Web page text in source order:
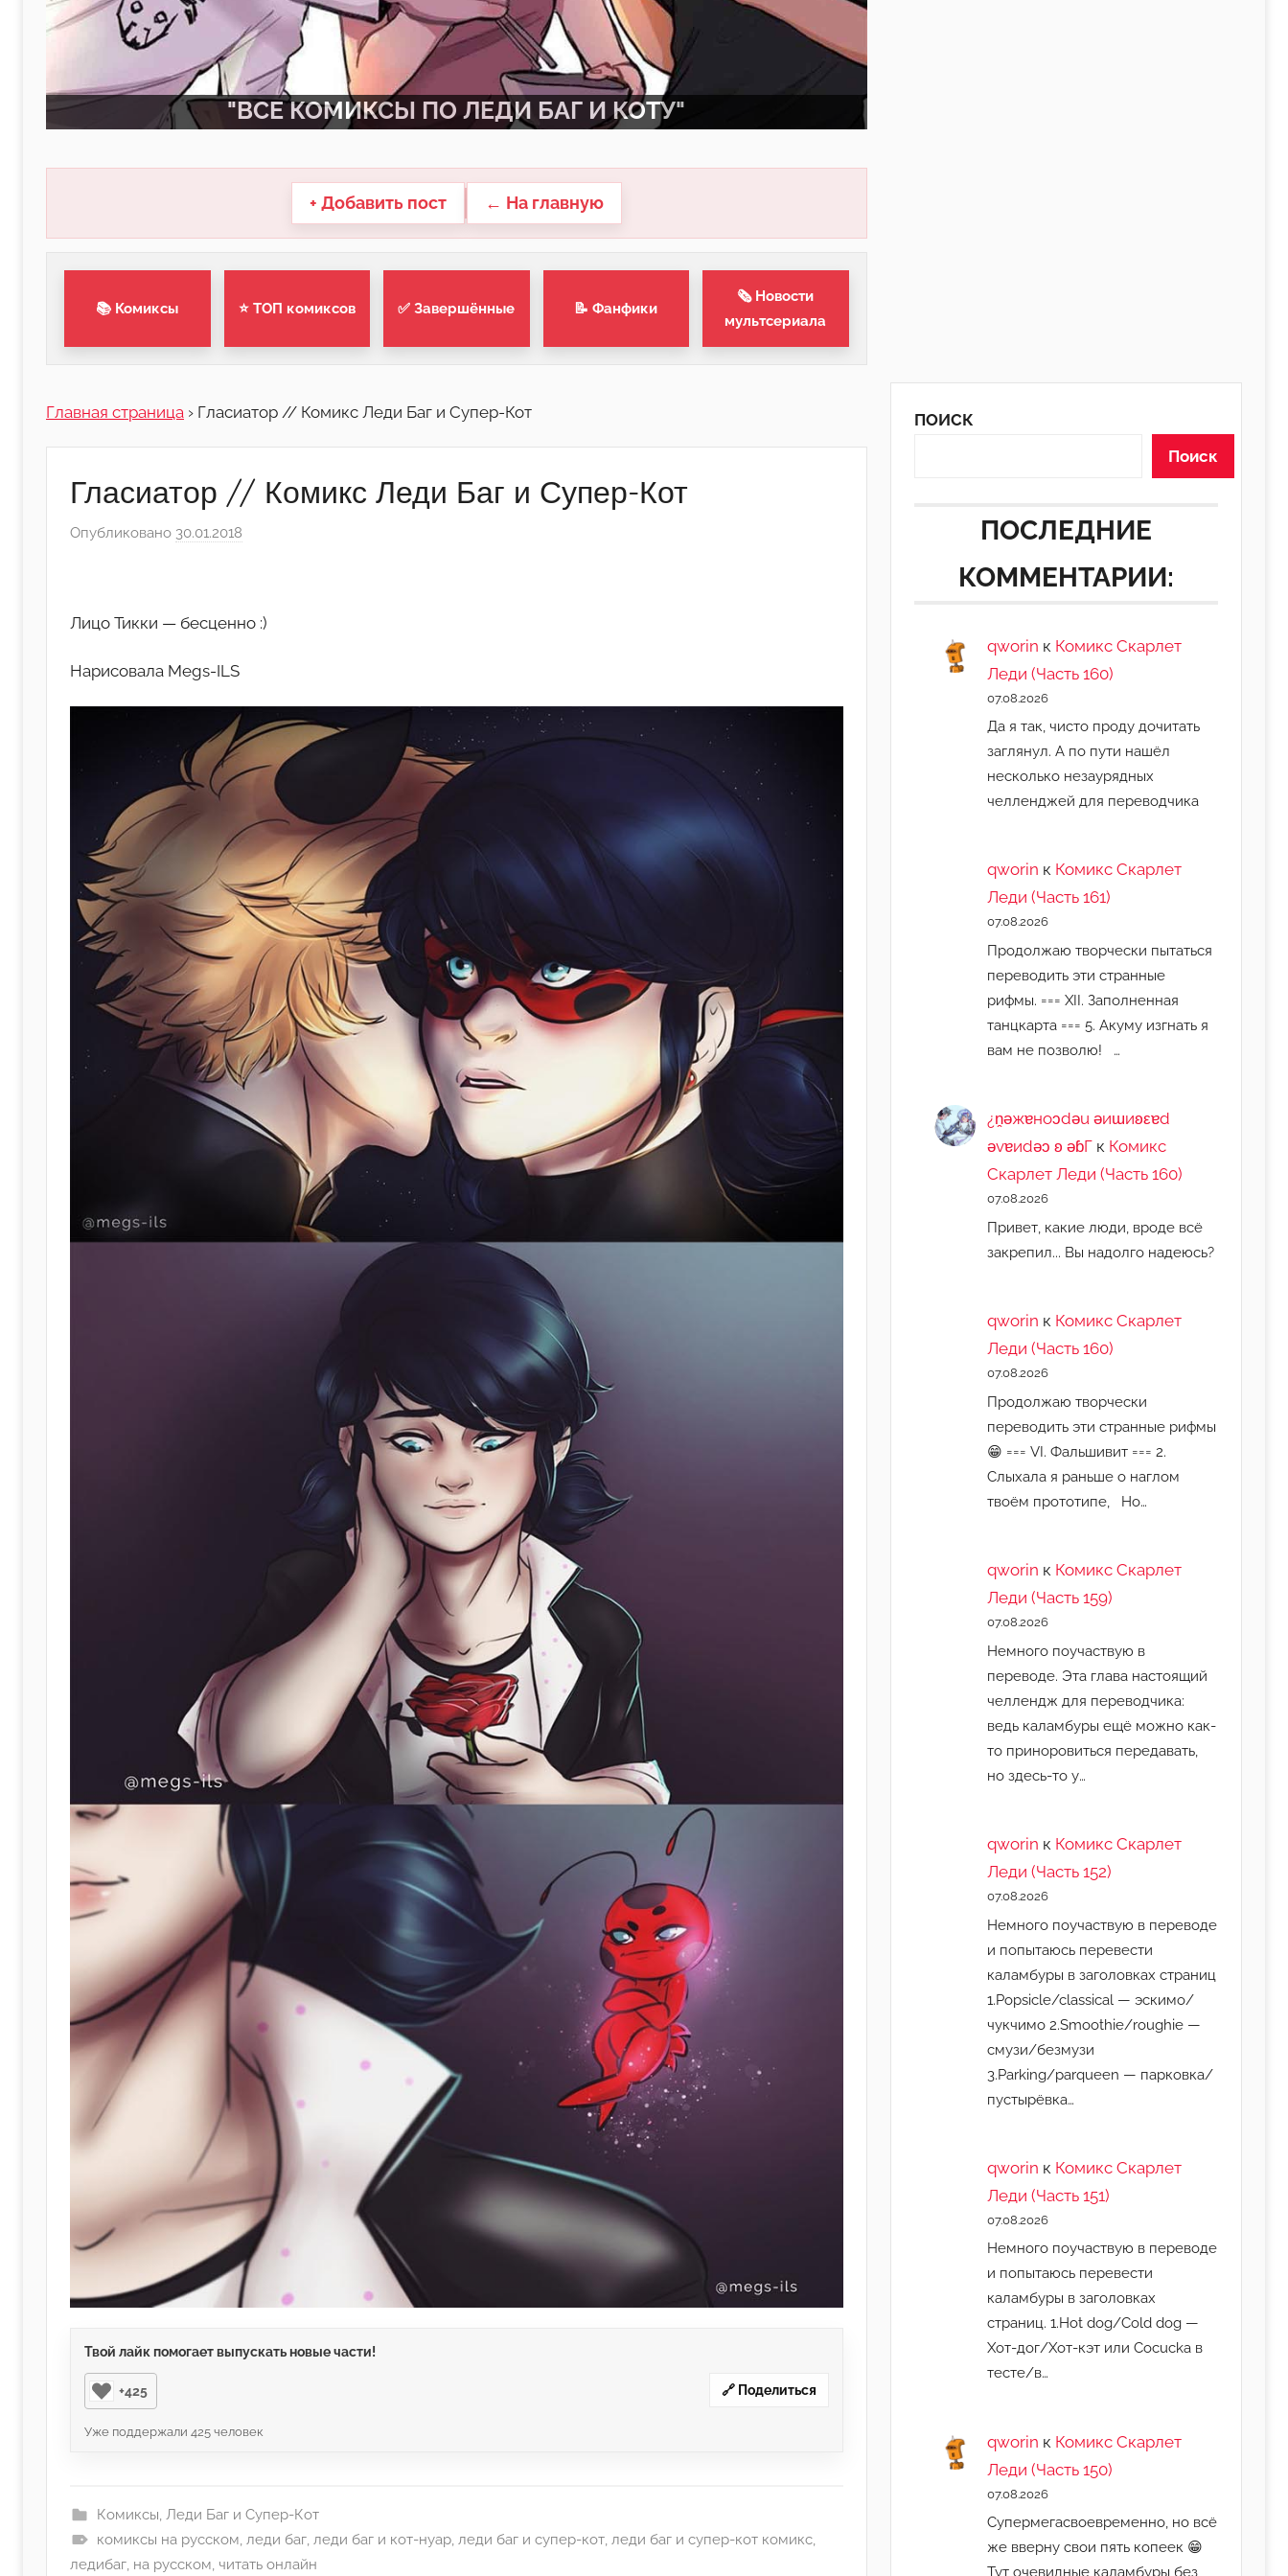
"ВСЕ КОМИКСЫ ПО ЛЕДИ БАГ И КОТУ"
+ Добавить пост ← На главную
📚 Комиксы ⭐ ТОП комиксов ✅ Завершённые 📝 Фанфики
🗞 Новости
мультсериала
Главная страница › Гласиатор // Комикс Леди Баг и Супер-Кот
Гласиатор // Комикс Леди Баг и Супер-Кот
Опубликовано 30.01.2018
р
А
р
Лицо Тикки — бесценно :)
Нарисовала Megs-ILS
Твой лайк помогает выпускать новые части!
+425
Уже поддержали 425 человек
🔗 Поделиться
Комиксы, Леди Баг и Супер-Кот
комиксы на русском, леди баг, леди баг и кот-нуар, леди баг и супер-кот, леди баг и супер-кот комикс,
ледибаг, на русском, читать онлайн
ПОИСК
Поиск
ПОСЛЕДНИЕ
КОММЕНТАРИИ:
qworin к Комикс Скарлет
Леди (Часть 160)
07.08.2026
Да я так, чисто проду дочитать
заглянул. А по пути нашёл
несколько незаурядных
челленджей для переводчика
qworin к Комикс Скарлет
Леди (Часть 161)
07.08.2026
Продолжаю творчески пытаться
переводить эти странные
рифмы. === XII. Заполненная
танцкарта === 5. Акуму изгнать я
вам не позволю! …
¿n̯ǝжɐноɔdǝu ǝиɯиʚεɐd
ǝvɐиdǝɔ ʚ ǝɓГ к Комикс
Скарлет Леди (Часть 160)
07.08.2026
Привет, какие люди, вроде всё
закрепил... Вы надолго надеюсь?
qworin к Комикс Скарлет
Леди (Часть 160)
07.08.2026
Продолжаю творчески
переводить эти странные рифмы
😁 === VI. Фальшивит === 2.
Слыхала я раньше о наглом
твоём прототипе, Но…
qworin к Комикс Скарлет
Леди (Часть 159)
07.08.2026
Немного поучаствую в
переводе. Эта глава настоящий
челлендж для переводчика:
ведь каламбуры ещё можно как-
то приноровиться передавать,
но здесь-то у…
qworin к Комикс Скарлет
Леди (Часть 152)
07.08.2026
Немного поучаствую в переводе
и попытаюсь перевести
каламбуры в заголовках страниц
1.Popsicle/classical — эскимо/
чукчимо 2.Smoothie/roughie —
смузи/безмузи
3.Parking/parqueen — парковка/
пустырёвка…
qworin к Комикс Скарлет
Леди (Часть 151)
07.08.2026
Немного поучаствую в переводе
и попытаюсь перевести
каламбуры в заголовках
страниц. 1.Hot dog/Cold dog —
Хот-дог/Хот-кэт или Cocucka в
тесте/в…
qworin к Комикс Скарлет
Леди (Часть 150)
07.08.2026
Супермегасвоевременно, но всё
же вверну свои пять копеек 😁
Тут очевидные каламбуры без